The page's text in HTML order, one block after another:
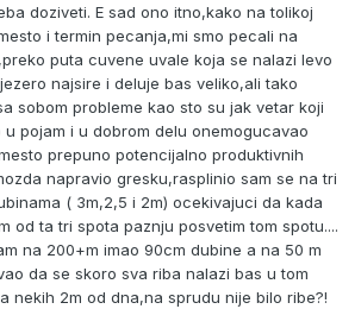
doziveti. E sad ono itno,kako na tolikoj
i termin pecanja,mi smo pecali na
puta cuvene uvale koja se nalazi levo
najsire i deluje bas veliko,ali tako
sobom probleme kao sto su jak vetar koji
pojam i u dobrom delu onemogucavao
prepuno potencijalno produktivnih
napravio gresku,rasplinio sam se na tri
( 3m,2,5 i 2m) ocekivajuci da kada
od ta tri spota paznju posvetim tom spotu....
na 200+m imao 90cm dubine a na 50 m
da se skoro sva riba nalazi bas u tom
nekih 2m od dna,na sprudu nije bilo ribe?!